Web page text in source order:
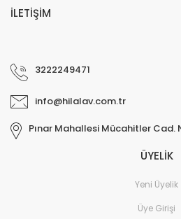
İLETİŞİM
3222249471
info@hilalav.com.tr
Pınar Mahallesi Mücahitler Cad.
ÜYELİK
Yeni Üyelik
Üye Girişi